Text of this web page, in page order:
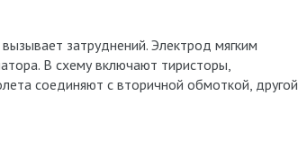
затруднений. Электрод мягким
В схему включают тиристоры,
соединяют с вторичной обмоткой, другой